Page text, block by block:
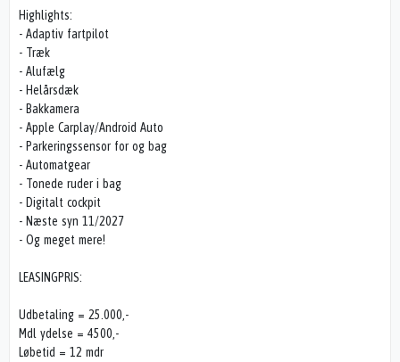
Highlights:
- Adaptiv fartpilot
- Træk
- Alufælg
- Helårsdæk
- Bakkamera
- Apple Carplay/Android Auto
- Parkeringssensor for og bag
- Automatgear
- Tonede ruder i bag
- Digitalt cockpit
- Næste syn 11/2027
- Og meget mere!
LEASINGPRIS:
Udbetaling = 25.000,-
Mdl ydelse = 4500,-
Løbetid = 12 mdr